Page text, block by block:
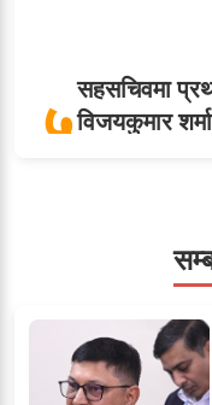
५सहसचिवमा
विजयकुमार
६ तीन सहसचिवले